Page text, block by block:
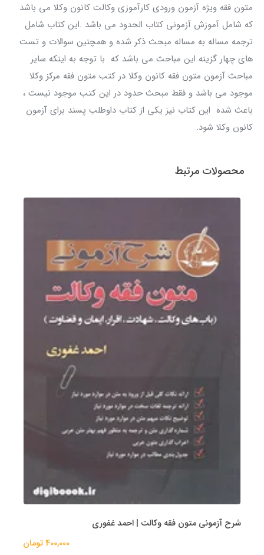
متون فقه ویژه آزمون ورودی کارآموزی وکالت کانون وکلا می باشد
که شامل آموزش آزمونی کتاب الحدود می باشد .این کتاب شامل
ترجمه مساله به مساله مبحث ذکر شده و همچنین سوالات و تست
های چهار گزینه این مباحث می باشد که با توجه به اینکه سایر
مباحث آزمون متون فقه کانون وکلا در کتب متون فقه مرکز وکلا
موجود می باشد و فقط مبحث حدود در این کتب موجود نیست ،
باعث شده این کتاب نیز یکی از کتاب داوطلب پسند برای آزمون
کانون وکلا شود.
محصولات مرتبط
شرح آزمونی متون فقه وکالت | احمد غفوری
400,000 تومان